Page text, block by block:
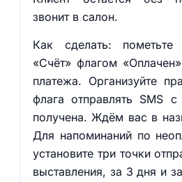
звонит в салон.
Как сделать:
«Счёт» флагом
платежа. Организуйте
флага отправлять SMS
получена. Ждём вас в
Для напоминаний по
установите три точки
выставления, за 3 дня и